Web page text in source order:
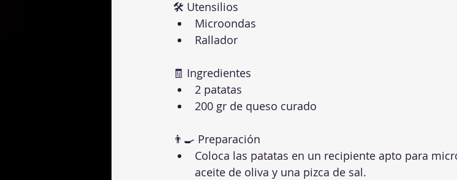
🛠 Utensilios
Microondas
Rallador
🧾 Ingredientes
2 patatas
200 gr de queso curado
👨‍🍳 Preparación
Coloca las patatas en un recipiente apto para
aceite de oliva y una pizca de sal.